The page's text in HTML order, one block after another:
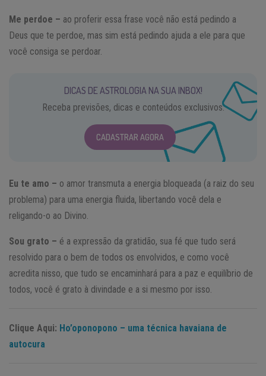
Me perdoe – ao proferir essa frase você não está pedindo a
Deus que te perdoe, mas sim está pedindo ajuda a ele para que
você consiga se perdoar.
DICAS DE ASTROLOGIA NA SUA INBOX!
Receba previsões, dicas e conteúdos exclusivos.
CADASTRAR AGORA
Eu te amo – o amor transmuta a energia bloqueada (a raiz do seu
problema) para uma energia fluida, libertando você dela e
religando-o ao Divino.
Sou grato – é a expressão da gratidão, sua fé que tudo será
resolvido para o bem de todos os envolvidos, e como você
acredita nisso, que tudo se encaminhará para a paz e equilíbrio de
todos, você é grato à divindade e a si mesmo por isso.
Clique Aqui: Ho’oponopono – uma técnica havaiana de
autocura